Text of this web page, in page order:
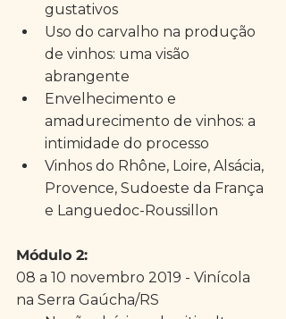
gustativos
Uso do carvalho na produção
de vinhos: uma visão
abrangente
Envelhecimento e
amadurecimento de vinhos: a
intimidade do processo
Vinhos do Rhône, Loire, Alsácia,
Provence, Sudoeste da França
e Languedoc-Roussillon
Módulo 2:
08 a 10 novembro 2019 - Vinícola
na Serra Gaúcha/RS